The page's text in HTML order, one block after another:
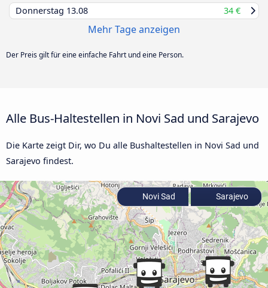
Donnerstag 13.08 34 €
Mehr Tage anzeigen
Der Preis gilt für eine einfache Fahrt und eine Person.
Alle Bus-Haltestellen in Novi Sad und Sarajevo
Die Karte zeigt Dir, wo Du alle Bushaltestellen in Novi Sad und
Sarajevo findest.
Novi Sad Sarajevo